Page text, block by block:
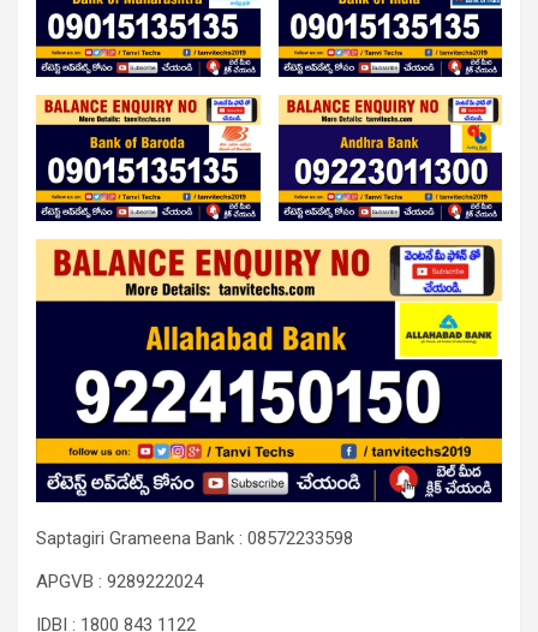
Saptagiri Grameena Bank : 08572233598
APGVB : 9289222024
IDBI : 1800 843 1122